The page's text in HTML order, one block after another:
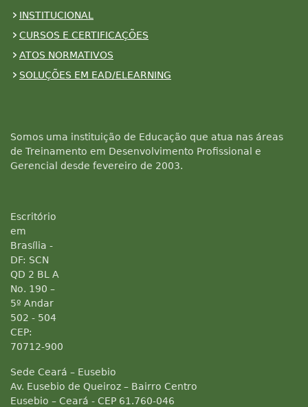
INSTITUCIONAL
CURSOS E CERTIFICAÇÕES
ATOS NORMATIVOS
SOLUÇÕES EM EAD/ELEARNING
Somos uma instituição de Educação que atua nas áreas
de Treinamento em Desenvolvimento Profissional e
Gerencial desde fevereiro de 2003.
Escritório
em
Brasília -
DF: SCN
QD 2 BL A
No. 190 –
5º Andar
502 - 504
CEP:
70712-900
Sede Ceará – Eusebio
Av. Eusebio de Queiroz – Bairro Centro
Eusebio – Ceará - CEP 61.760-046